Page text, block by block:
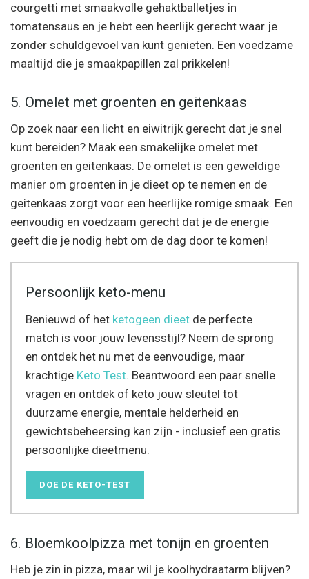
courgetti met smaakvolle gehaktballetjes in
tomatensaus en je hebt een heerlijk gerecht waar je
zonder schuldgevoel van kunt genieten. Een voedzame
maaltijd die je smaakpapillen zal prikkelen!
5. Omelet met groenten en geitenkaas
Op zoek naar een licht en eiwitrijk gerecht dat je snel
kunt bereiden? Maak een smakelijke omelet met
groenten en geitenkaas. De omelet is een geweldige
manier om groenten in je dieet op te nemen en de
geitenkaas zorgt voor een heerlijke romige smaak. Een
eenvoudig en voedzaam gerecht dat je de energie
geeft die je nodig hebt om de dag door te komen!
Persoonlijk keto-menu
Benieuwd of het ketogeen dieet de perfecte
match is voor jouw levensstijl? Neem de sprong
en ontdek het nu met de eenvoudige, maar
krachtige Keto Test. Beantwoord een paar snelle
vragen en ontdek of keto jouw sleutel tot
duurzame energie, mentale helderheid en
gewichtsbeheersing kan zijn - inclusief een gratis
persoonlijke dieetmenu.
DOE DE KETO-TEST
6. Bloemkoolpizza met tonijn en groenten
Heb je zin in pizza, maar wil je koolhydraatarm blijven?